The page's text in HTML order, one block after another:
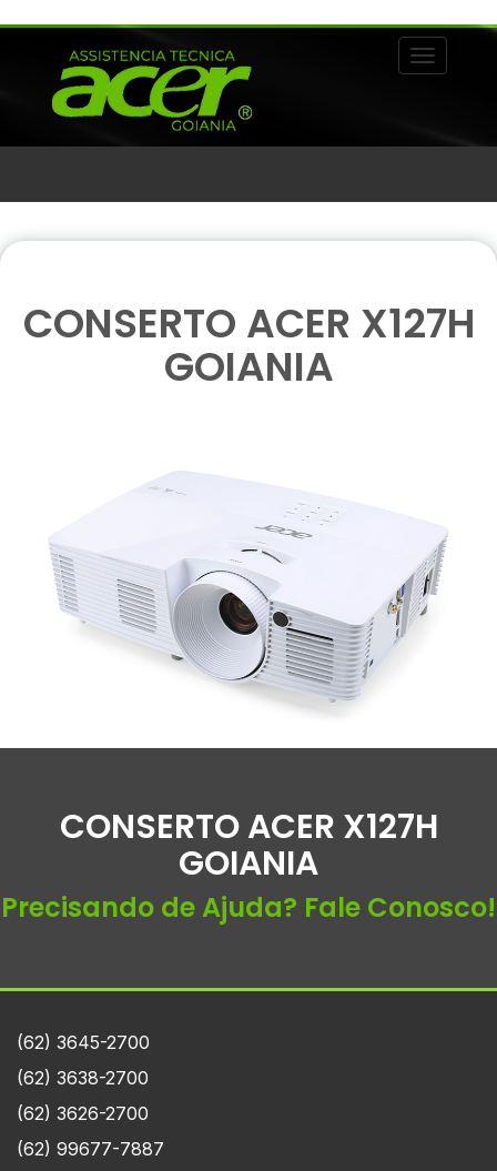
Alternar
CONSERTO ACER X127H
GOIANIA
CONSERTO ACER X127H
GOIANIA
Precisando de Ajuda? Fale Conosco!
(62) 3645-2700
(62) 3638-2700
(62) 3626-2700
(62) 99677-7887